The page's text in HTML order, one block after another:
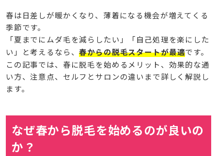
春は日差しが暖かくなり、薄着になる機会が増えてくる
季節です。
「夏までにムダ毛を減らしたい」「自己処理を楽にした
い」と考えるなら、春からの脱毛スタートが最適です。
この記事では、春に脱毛を始めるメリット、効果的な通
い方、注意点、セルフとサロンの違いまで詳しく解説し
ます。
なぜ春から脱毛を始めるのが良いの
か？